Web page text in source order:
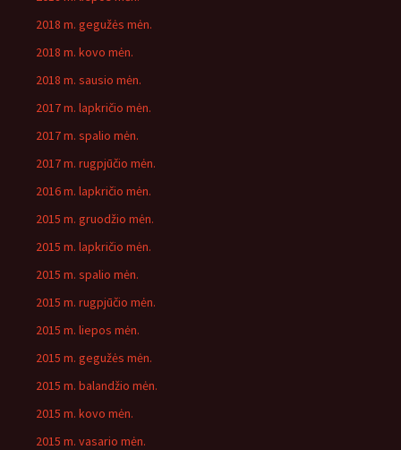
2018 m. gegužės mėn.
2018 m. kovo mėn.
2018 m. sausio mėn.
2017 m. lapkričio mėn.
2017 m. spalio mėn.
2017 m. rugpjūčio mėn.
2016 m. lapkričio mėn.
2015 m. gruodžio mėn.
2015 m. lapkričio mėn.
2015 m. spalio mėn.
2015 m. rugpjūčio mėn.
2015 m. liepos mėn.
2015 m. gegužės mėn.
2015 m. balandžio mėn.
2015 m. kovo mėn.
2015 m. vasario mėn.